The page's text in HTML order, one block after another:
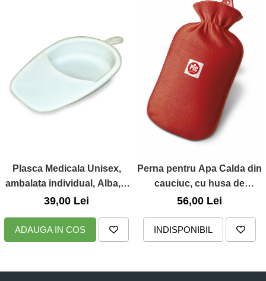
Plasca Medicala Unisex,
ambalata individual, Alba, 2
Litri, Pic Solution
39,00 Lei
ADAUGA IN COS
Perna pentru Apa Calda din
cauciuc, cu husa de
protectie, 2L, Pic Solution
56,00 Lei
INDISPONIBIL